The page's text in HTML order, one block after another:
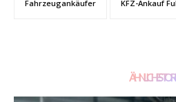
Fahrzeugankäufer KFZ-Ankauf
ÄHNLICHE